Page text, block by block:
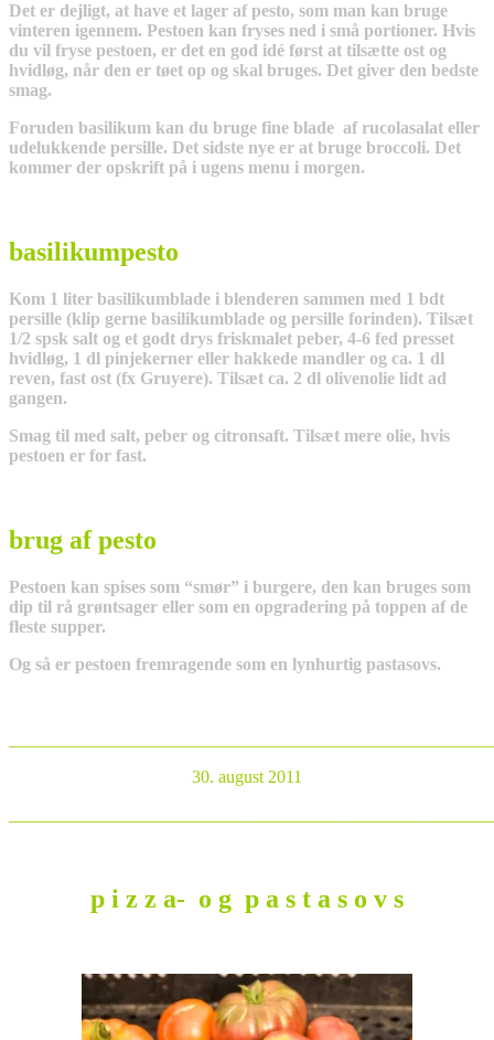
Det er dejligt, at have et lager af pesto, som man kan bruge
vinteren igennem. Pestoen kan fryses ned i små portioner. Hvis
du vil fryse pestoen, er det en god idé først at tilsætte ost og
hvidløg, når den er tøet op og skal bruges. Det giver den bedste
smag.
Foruden basilikum kan du bruge fine blade af rucolasalat eller
udelukkende persille. Det sidste nye er at bruge broccoli. Det
kommer der opskrift på i ugens menu i morgen.
basilikumpesto
Kom 1 liter basilikumblade i blenderen sammen med 1 bdt
persille (klip gerne basilikumblade og persille forinden). Tilsæt
1/2 spsk salt og et godt drys friskmalet peber, 4-6 fed presset
hvidløg, 1 dl pinjekerner eller hakkede mandler og ca. 1 dl
reven, fast ost (fx Gruyere). Tilsæt ca. 2 dl olivenolie lidt ad
gangen.
Smag til med salt, peber og citronsaft. Tilsæt mere olie, hvis
pestoen er for fast.
brug af pesto
Pestoen kan spises som “smør” i burgere, den kan bruges som
dip til rå grøntsager eller som en opgradering på toppen af de
fleste supper.
Og så er pestoen fremragende som en lynhurtig pastasovs.
30. august 2011
p i z z a- o g p a s t a s o v s